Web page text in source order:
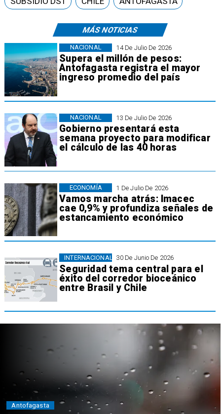
MÁS NOTICIAS
14 De Julio De 2026
Supera el millón de pesos:
Antofagasta registra el mayor
ingreso promedio del país
NACIONAL
13 De Julio De 2026
Gobierno presentará esta
semana proyecto para modificar
el cálculo de las 40 horas
NACIONAL
1 De Julio De 2026
Vamos marcha atrás: Imacec
cae 0,9% y profundiza señales de
estancamiento económico
ECONOMÍA
30 De Junio De 2026
Seguridad tema central para el
éxito del corredor bioceánico
entre Brasil y Chile
INTERNACIONAL
Antofagasta